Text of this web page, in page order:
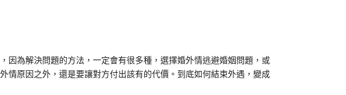
因為解決問題的方法，一定會有很多種，選擇婚外情逃避婚姻問題，或
情原因之外，還是要讓對方付出該有的代價。到底如何結束外遇，變成